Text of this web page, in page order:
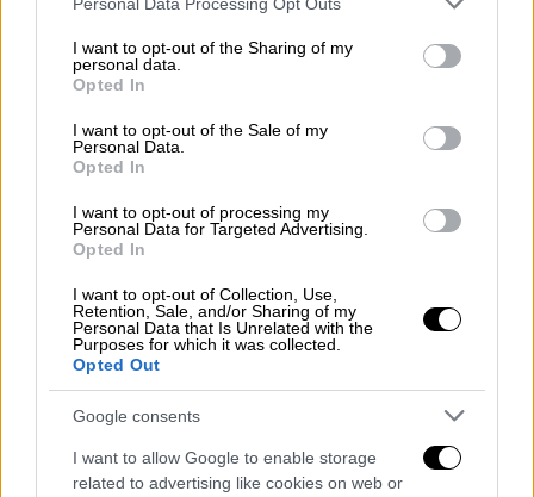
not limited to your visit or usage behaviour. You may click to
grant or deny consent to Google and its third-party tags to
use your data for below specified purposes in below Google
consent section.
I want to opt-out of the Sharing of my
personal data.
Opted In
I want to opt-out of the Sale of my
Personal Data.
Opted In
I want to opt-out of processing my
Personal Data for Targeted Advertising.
Opted In
I want to opt-out of Collection, Use,
Retention, Sale, and/or Sharing of my
Personal Data that Is Unrelated with the
Purposes for which it was collected.
Opted Out
Google consents
I want to allow Google to enable storage
related to advertising like cookies on web or